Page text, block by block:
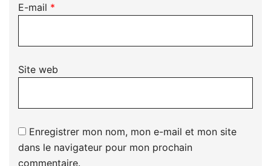
E-mail *
Site web
Enregistrer mon nom, mon e-mail et mon site
dans le navigateur pour mon prochain
commentaire.